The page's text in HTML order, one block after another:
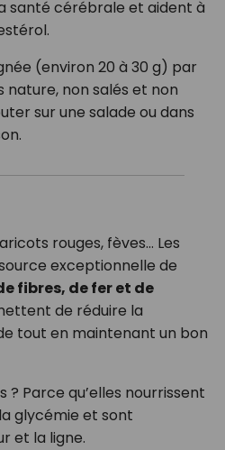
santé cérébrale et aident à
(environ 20 à 30 g) par
nature, non salés et non
sur une salade ou dans
rouges, fèves… Les
exceptionnelle de
fibres, de fer et de
de réduire la
tout en maintenant un bon
? Parce qu’elles nourrissent
glycémie et sont
et la ligne.